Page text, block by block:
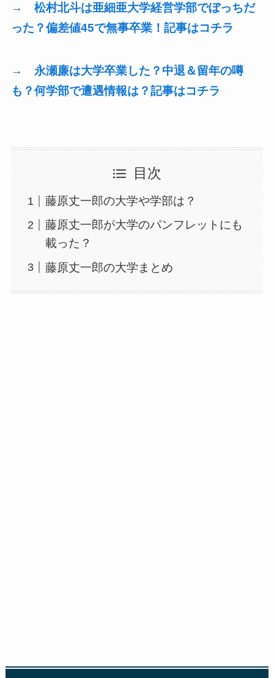
→ 松村北斗は亜細亜大学経営学部でぼっちだ
った？偏差値45で無事卒業！ 記事はコチラ
→ 永瀬廉は大学卒業した？中退＆留年の噂
も？何学部で遭遇情報は？記事はコチラ
目次
藤原丈一郎の大学や学部は？
藤原丈一郎が大学のパンフレットにも
載った？
藤原丈一郎の大学まとめ